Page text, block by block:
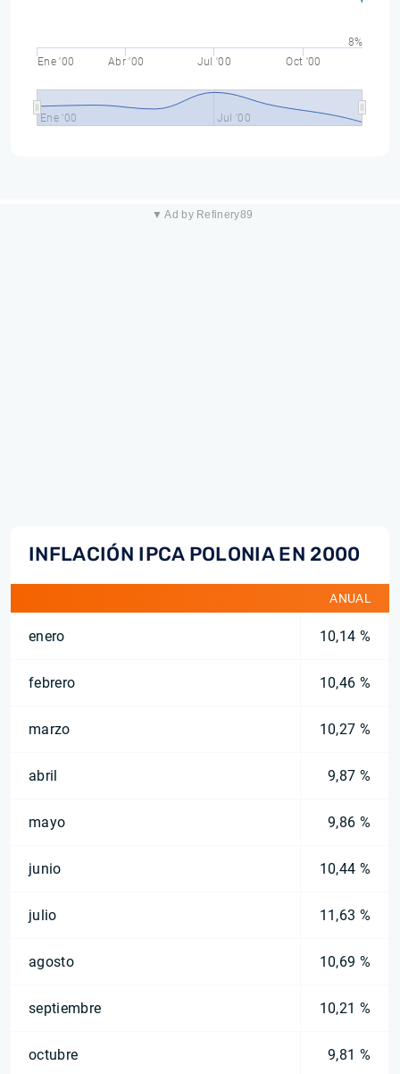
Ene '00 Abr '00 Jul '00 Oct '00
Ene '00 Jul '00
8%
▼ Ad by Refinery89
INFLACIÓN IPCA POLONIA EN 2000
ANUAL
enero 10,14 %
febrero 10,46 %
marzo 10,27 %
abril 9,87 %
mayo 9,86 %
junio 10,44 %
julio 11,63 %
agosto 10,69 %
septiembre 10,21 %
octubre 9,81 %